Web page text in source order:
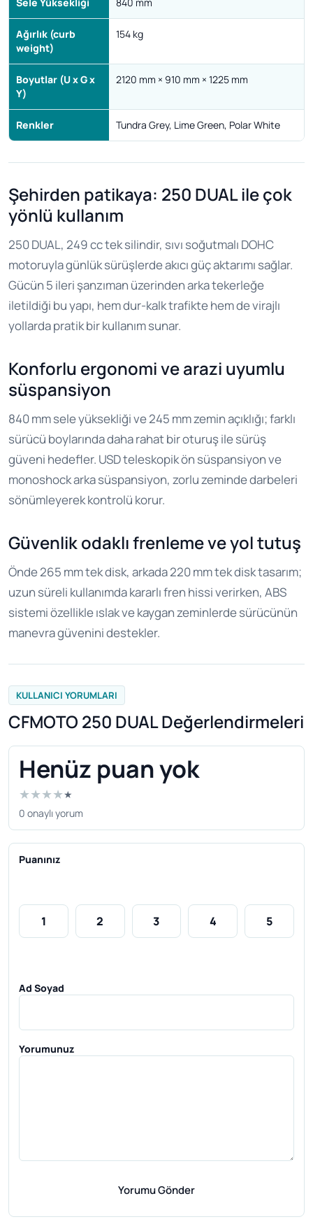
Ağırlık (curb
weight)
154 kg
Boyutlar (U x G x
Y)
2120 mm × 910 mm × 1225 mm
Renkler Tundra Grey, Lime Green, Polar White
Şehirden patikaya: 250 DUAL ile çok
yönlü kullanım
250 DUAL, 249 cc tek silindir, sıvı soğutmalı DOHC
motoruyla günlük sürüşlerde akıcı güç aktarımı sağlar.
Gücün 5 ileri şanzıman üzerinden arka tekerleğe
iletildiği bu yapı, hem dur-kalk trafikte hem de virajlı
yollarda pratik bir kullanım sunar.
Konforlu ergonomi ve arazi uyumlu
süspansiyon
840 mm sele yüksekliği ve 245 mm zemin açıklığı; farklı
sürücü boylarında daha rahat bir oturuş ile sürüş
güveni hedefler. USD teleskopik ön süspansiyon ve
monoshock arka süspansiyon, zorlu zeminde darbeleri
sönümleyerek kontrolü korur.
Güvenlik odaklı frenleme ve yol tutuş
Önde 265 mm tek disk, arkada 220 mm tek disk tasarım;
uzun süreli kullanımda kararlı fren hissi verirken, ABS
sistemi özellikle ıslak ve kaygan zeminlerde sürücünün
manevra güvenini destekler.
KULLANICI YORUMLARI
CFMOTO 250 DUAL Değerlendirmeleri
Henüz puan yok
★★★★★
0 onaylı yorum
Puanınız
1 2 3 4 5
Ad Soyad
Yorumunuz
Yorumu Gönder